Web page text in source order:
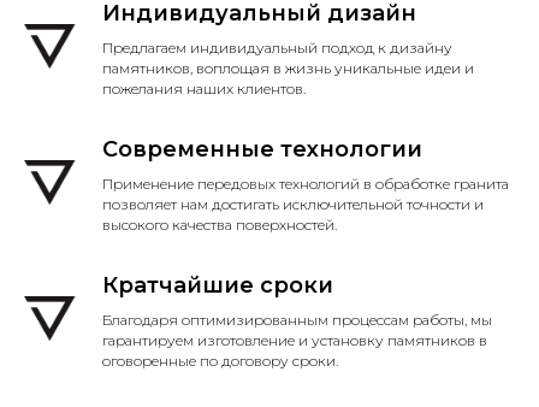
Индивидуальный дизайн
Предлагаем индивидуальный подход к дизайну
памятников, воплощая в жизнь уникальные идеи и
пожелания наших клиентов.
Современные технологии
Применение передовых технологий в обработке гранита
позволяет нам достигать исключительной точности и
высокого качества поверхностей.
Кратчайшие сроки
Благодаря оптимизированным процессам работы, мы
гарантируем изготовление и установку памятников в
оговоренные по договору сроки.